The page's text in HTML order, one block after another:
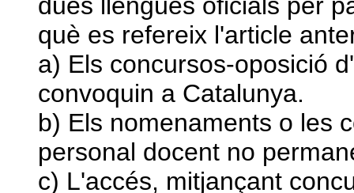
què es refereix l'article
a) Els concursos-oposició
convoquin a Catalunya.
b) Els nomenaments o les
personal docent no
c) L'accés, mitjançant